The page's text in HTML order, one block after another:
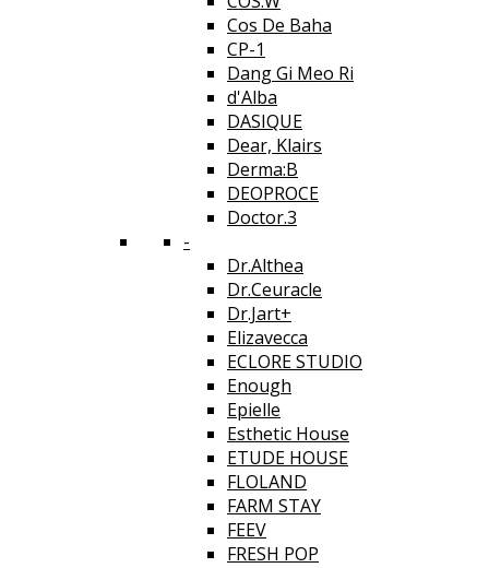
Cos De Baha
CP-1
Dang Gi Meo Ri
d'Alba
DASIQUE
Dear, Klairs
Derma:B
DEOPROCE
Doctor.3
-
Dr.Althea
Dr.Ceuracle
Dr.Jart+
Elizavecca
ECLORE STUDIO
Enough
Epielle
Esthetic House
ETUDE HOUSE
FLOLAND
FARM STAY
FEEV
FRESH POP